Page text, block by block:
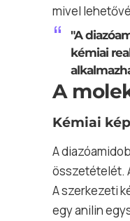
mivel
"A
kémiai
A
Kémiai
A
összetételét.
A szerkezeti
egy anilin